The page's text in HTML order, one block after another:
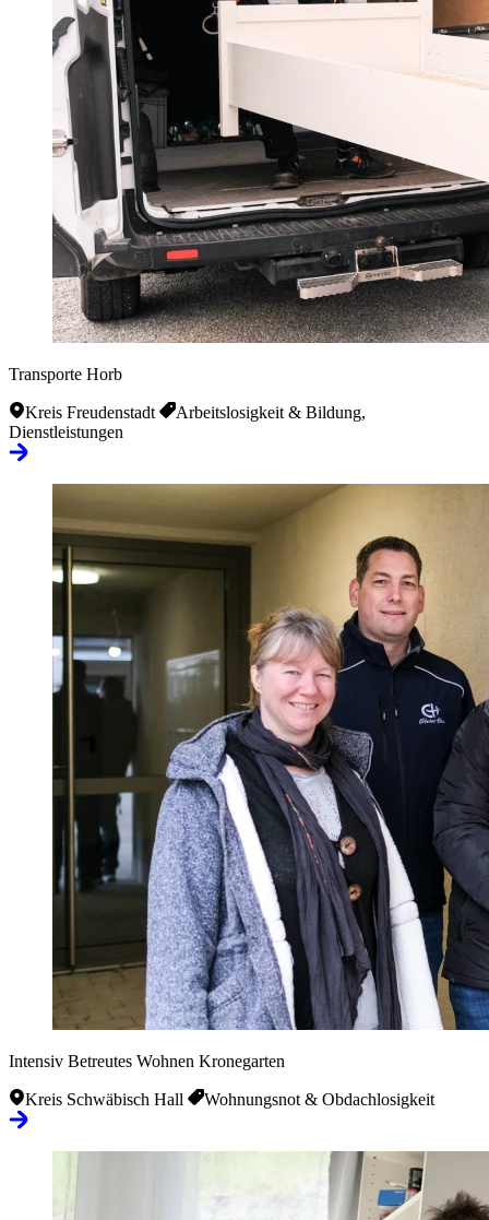
Transporte Horb
Kreis Freudenstadt
Arbeitslosigkeit & Bildung,
Dienstleistungen
Intensiv Betreutes Wohnen Kronegarten
Kreis Schwäbisch Hall Wohnungsnot & Obdachlosigkeit